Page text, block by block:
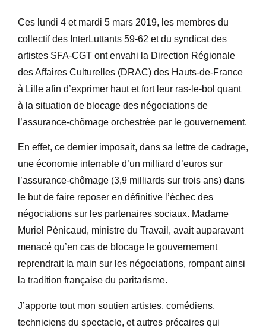
Ces lundi 4 et mardi 5 mars 2019, les membres du
collectif des InterLuttants 59-62 et du syndicat des
artistes SFA-CGT ont envahi la Direction Régionale
des Affaires Culturelles (DRAC) des Hauts-de-France
à Lille afin d’exprimer haut et fort leur ras-le-bol quant
à la situation de blocage des négociations de
l’assurance-chômage orchestrée par le gouvernement.
En effet, ce dernier imposait, dans sa lettre de cadrage,
une économie intenable d’un milliard d’euros sur
l’assurance-chômage (3,9 milliards sur trois ans) dans
le but de faire reposer en définitive l’échec des
négociations sur les partenaires sociaux. Madame
Muriel Pénicaud, ministre du Travail, avait auparavant
menacé qu’en cas de blocage le gouvernement
reprendrait la main sur les négociations, rompant ainsi
la tradition française du paritarisme.
J’apporte tout mon soutien artistes, comédiens,
techniciens du spectacle, et autres précaires qui